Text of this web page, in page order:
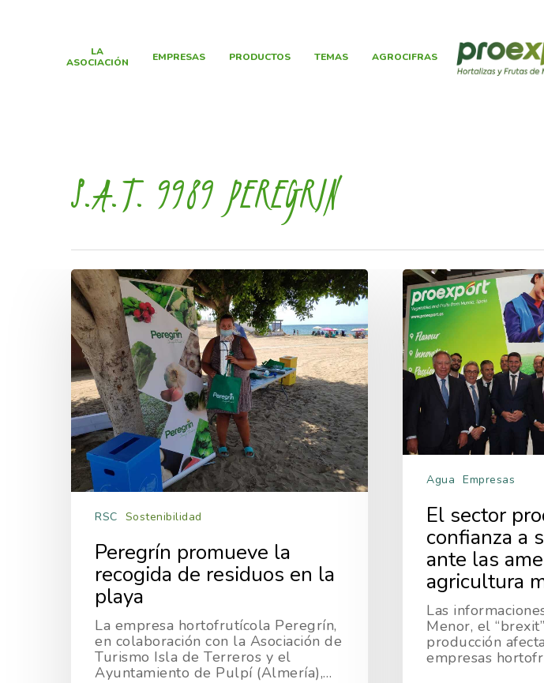
Hit enter to search or ESC to close
LA
ASOCIACIÓN
EMPRESAS PRODUCTOS TEMAS AGROCIFRAS
S.A.T. 9989 PEREGRIN
RSC Sostenibilidad
Peregrín promueve la
recogida de residuos en la
playa
La empresa hortofrutícola Peregrín,
en colaboración con la Asociación de
Turismo Isla de Terreros y el
Ayuntamiento de Pulpí (Almería),…
Agua Empresas
El sector
confianza a
ante las
agricultura
Las
Menor, el
producción
empresas